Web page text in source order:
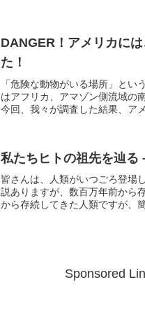
DANGER！アメリカに
た！
「危険な動物がいる場所」と
はアフリカ、アマゾン側流域の
今回、我々が調査した結果、ア
私たちヒトの祖先を辿る
皆さんは、人類がいつごろ登場
説ありますが、数百万年前から
から存続してきた人類ですが、
Sponsored